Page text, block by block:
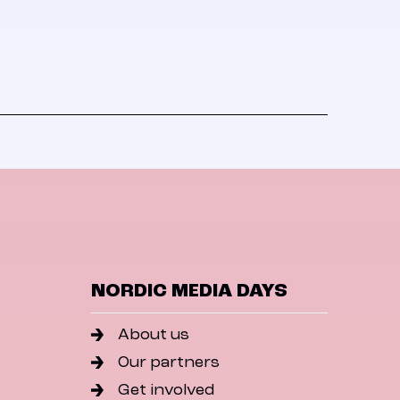
NORDIC MEDIA DAYS
About us
Our partners
Get involved